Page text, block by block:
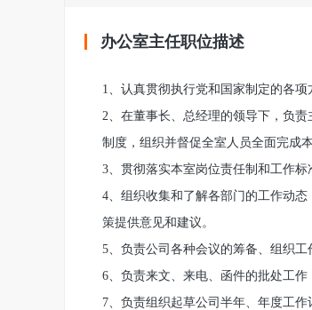
办公室主任职位描述
1、认真贯彻执行党和国家制定的各
2、在董事长、总经理的领导下，负
制度，组织并督促全室人员全面完成
3、贯彻落实本室岗位责任制和工作
4、组织收集和了解各部门的工作动
策提供意见和建议。
5、负责公司各种会议的筹备、组织工
6、负责来文、来电、函件的批处工
7、负责组织起草公司半年、年度工作